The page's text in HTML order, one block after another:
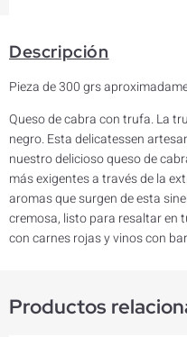
Descripción
Pieza de 300 grs
Queso de cabra con trufa. La
negro. Esta delicatessen
nuestro delicioso queso de
más exigentes a través de la
aromas que surgen de esta
cremosa, listo para resaltar en
con carnes rojas y vinos con
Productos